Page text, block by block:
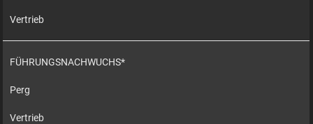
Vertrieb
FÜHRUNGSNACHWUCHS*
Perg
Vertrieb